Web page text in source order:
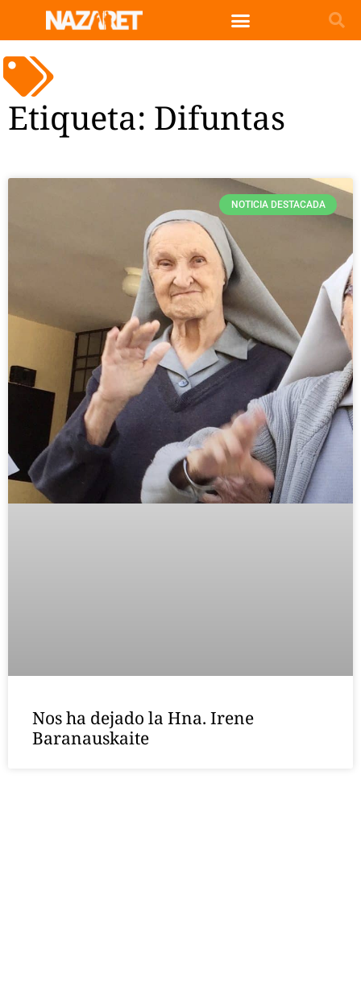
Etiqueta: Difuntas
NOTICIA DESTACADA
Nos ha dejado la Hna. Irene
Baranauskaite